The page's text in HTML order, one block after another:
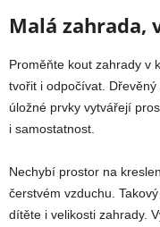
Malá
Proměňte kout zahrady v
tvořit i odpočívat.
úložné prvky vytvářejí
i samostatnost.
Nechybí prostor na
čerstvém vzduchu.
dítěte i velikosti zahrady.